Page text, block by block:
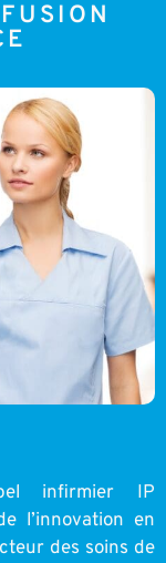
infirmier IP
l’innovation en
des soins de